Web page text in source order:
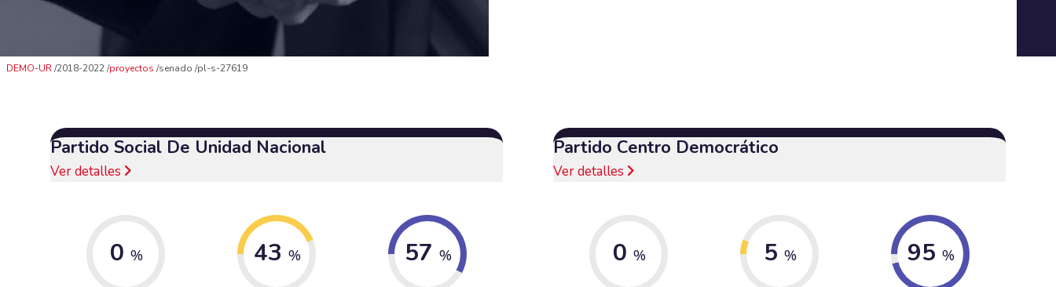
DEMO-UR 2018-2022 proyectos senado pl-s-27619
Partido Social De Unidad Nacional
Ver detalles
0 % 43 % 57 %
Partido Centro Democrático
Ver detalles
0 % 5 % 95 %